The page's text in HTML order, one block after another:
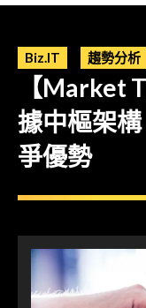
Biz.IT 趨勢分析
【Market
據中樞架
爭優勢